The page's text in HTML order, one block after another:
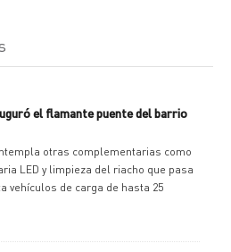
el flamante puente del barrio
otras complementarias como
LED y limpieza del riacho que pasa
vehículos de carga de hasta 25